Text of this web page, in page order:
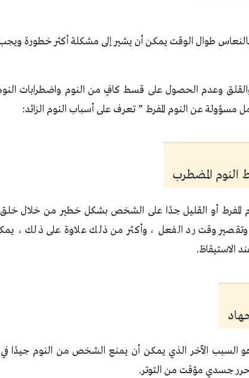
طوال الوقت يمكن أن يشير إلى مشكلة أكثر خطورة
والقلق وعدم الحصول على قسط كافٍ من النوم واضطرابات
مسؤولة عن النوم المفرط ” تعرف على أسباب النوم الزائد:
المفرط أو القليل جدًا على الشخص بشكل خطير من خلال
وتقصير وقت رد الفعل ، وأكثر من ذلك علاوة على ذلك ،
الاستيقاظ.
هو السبب الآخر الذي يمكن أن يمنع الشخص من النوم جيدًا
جسدي مؤقت من التوتر.